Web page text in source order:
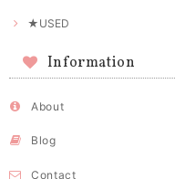
★USED
Information
About
Blog
Contact